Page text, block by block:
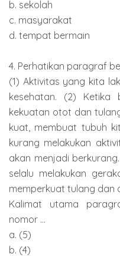
b. sekolah
c. masyarakat
d. tempat bermain
4. Perhatikan paragraf
(1) Aktivitas yang kita
kesehatan. (2) Ketika
kekuatan otot dan
kuat, membuat tubuh
kurang melakukan
akan menjadi
selalu melakukan
memperkuat tulang dan
Kalimat utama
nomor ...
a. (5)
b. (4)